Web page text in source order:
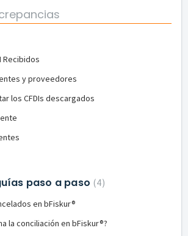
Recibidos
y proveedores
los CFDIs descargados
paso a paso 4
en bFiskur®︎
la conciliación en bFiskur®?